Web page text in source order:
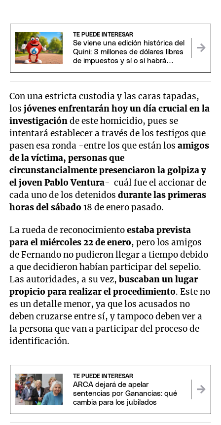
TE PUEDE INTERESAR
Se viene una edición histórica del
Quini: 3 millones de dólares libres
de impuestos y sí o sí habrá
Con una estricta custodia y las caras tapadas,
losjóvenes enfrentarán hoy un día crucial en la
investigaciónde este homicidio, pues se
intentará establecer a través de los testigos que
pasen esa ronda -entre los que están losamigos
de la víctima, personas que
circunstancialmente presenciaron la golpiza y
el joven Pablo Ventura- cuál fue el accionar de
cada uno de los detenidosdurante las primeras
horas del sábado18 de enero pasado.
La rueda de reconocimientoestaba prevista
para el miércoles 22 de enero, pero los amigos
de Fernando no pudieron llegar a tiempo debido
a que decidieron habían participar del sepelio.
Las autoridades, a su vez, buscaban un lugar
propicio para realizar el procedimiento. Este no
es un detalle menor, ya que los acusados no
deben cruzarse entre sí, y tampoco deben ver a
la persona que van a participar del proceso de
identificación.
TE PUEDE INTERESAR
ARCA dejará de apelar
sentencias por Ganancias: qué
cambia para los jubilados